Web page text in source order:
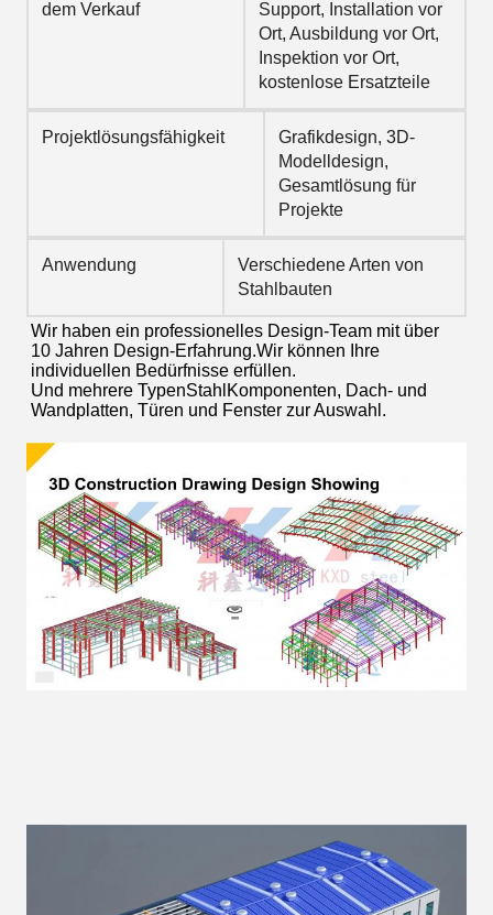
dem Verkauf
Support, Installation vor
Ort, Ausbildung vor Ort,
Inspektion vor Ort,
kostenlose Ersatzteile
Projektlösungsfähigkeit
Grafikdesign, 3D-
Modelldesign,
Gesamtlösung für
Projekte
Anwendung
Verschiedene Arten von
Stahlbauten
Wir haben ein professionelles Design-Team mit über
10 Jahren Design-Erfahrung.Wir können Ihre
individuellen Bedürfnisse erfüllen.
Und mehrere TypenStahl Komponenten, Dach- und
Wandplatten, Türen und Fenster zur Auswahl.